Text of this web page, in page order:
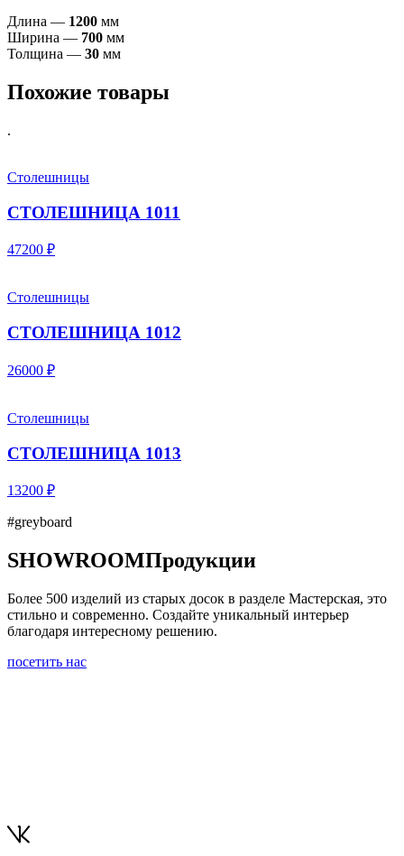
Длина — 1200 мм
Ширина — 700 мм
Толщина — 30 мм
Похожие товары
.
Столешницы
СТОЛЕШНИЦА 1011
47200 ₽
Столешницы
СТОЛЕШНИЦА 1012
26000 ₽
Столешницы
СТОЛЕШНИЦА 1013
13200 ₽
#greyboard
SHOWROOMПродукции
Более 500 изделий из старых досок в разделе Мастерская, это
стильно и современно. Создайте уникальный интерьер
благодаря интересному решению.
посетить нас